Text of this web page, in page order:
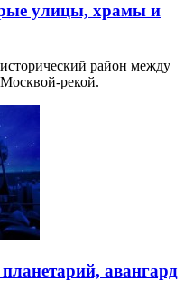
улицы, храмы и
район между
рекой.
авангард